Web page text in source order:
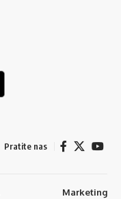
Pratite nas
Marketing